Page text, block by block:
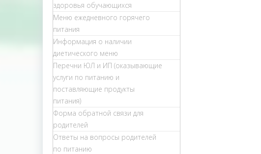
здоровья обучающихся
Меню ежедневного горячего
питания
Информация о наличии
диетического меню
Перечни ЮЛ и ИП (оказывающие
услуги по питанию и
поставляющие продукты
питания)
Форма обратной связи для
родителей
Ответы на вопросы родителей
по питанию